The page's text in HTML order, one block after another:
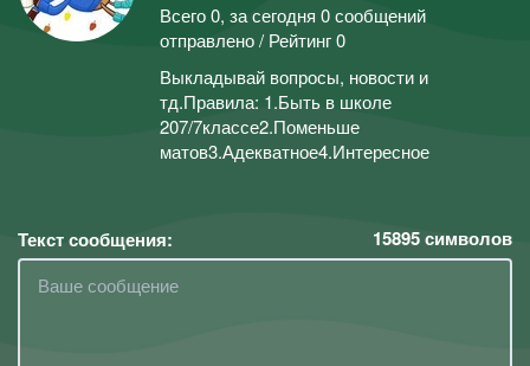
Всего 0, за сегодня 0 сообщений
отправлено / Рейтинг 0
Выкладывай вопросы, новости и
тд.Правила: 1.Быть в школе
207/7классе2.Поменьше
матов3.Адекватное4.Интересное
Текст сообщения: 15895символов